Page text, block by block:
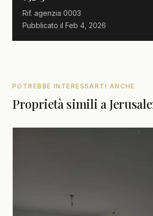
Rif. agenzia 0003
Pubblicato il Feb 4, 2026
POTREBBE INTERESSARTI ANCHE
Proprietà simili a